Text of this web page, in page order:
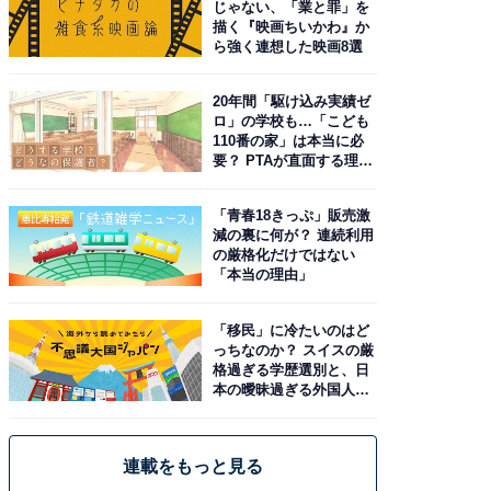
じゃない、「業と罪」を
描く『映画ちいかわ』か
ら強く連想した映画8選
20年間「駆け込み実績ゼ
ロ」の学校も…「こども
110番の家」は本当に必
要？ PTAが直面する理想
「青春18きっぷ」販売激
減の裏に何が？ 連続利用
の厳格化だけではない
「本当の理由」
「移民」に冷たいのはど
っちなのか？ スイスの厳
格過ぎる学歴選別と、日
本の曖昧過ぎる外国人政
連載をもっと見る